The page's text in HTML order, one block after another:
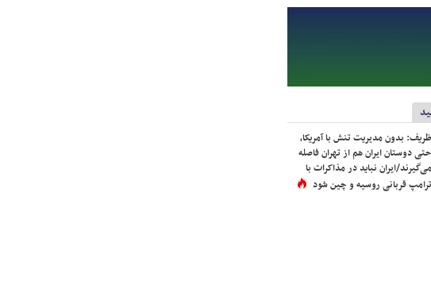
ظریف: بدون مدیریت تنش با آمریکا،
حتی دوستان ایران هم از تهران فاصله
می‌گیرند/ایران نباید در مذاکرات با
ترامپ قربانی روسیه و چین شود